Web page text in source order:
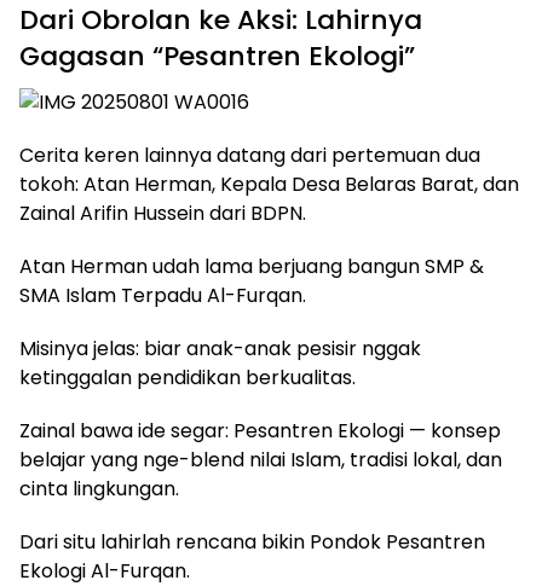
Dari Obrolan ke Aksi: Lahirnya
Gagasan “Pesantren Ekologi”
Cerita keren lainnya datang dari pertemuan dua
tokoh: Atan Herman, Kepala Desa Belaras Barat, dan
Zainal Arifin Hussein dari BDPN.
Atan Herman udah lama berjuang bangun SMP &
SMA Islam Terpadu Al-Furqan.
Misinya jelas: biar anak-anak pesisir nggak
ketinggalan pendidikan berkualitas.
Zainal bawa ide segar: Pesantren Ekologi — konsep
belajar yang nge-blend nilai Islam, tradisi lokal, dan
cinta lingkungan.
Dari situ lahirlah rencana bikin Pondok Pesantren
Ekologi Al-Furqan.